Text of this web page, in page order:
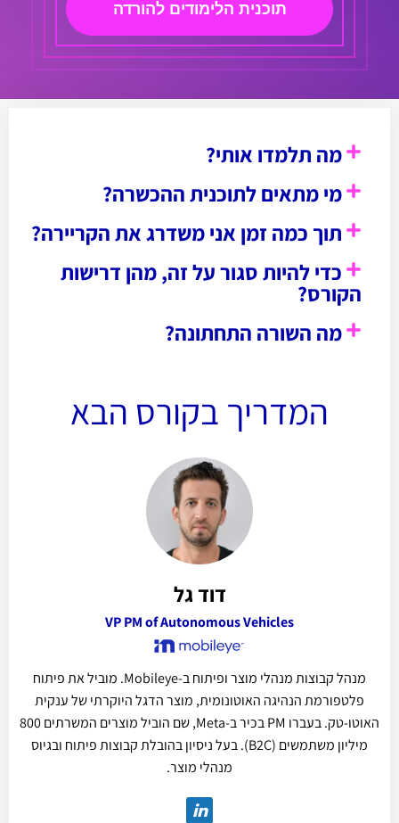
תוכנית הלימודים להורדה
מה תלמדו אותי?
מי מתאים לתוכנית ההכשרה?
תוך כמה זמן אני משדרג את הקריירה?
כדי להיות סגור על זה, מהן דרישות
הקורס?
מה השורה התחתונה?
המדריך בקורס הבא
דוד גל
VP PM of Autonomous Vehicles
מנהל קבוצות מנהלי מוצר ופיתוח ב-Mobileye. מוביל את פיתוח
פלטפורמת הנהיגה האוטונומית, מוצר הדגל היוקרתי של ענקית
האוטו-טק. בעברו PM בכיר ב-Meta, שם הוביל מוצרים המשרתים 800
מיליון משתמשים (B2C). בעל ניסיון בהובלת קבוצות פיתוח ובגיוס
מנהלי מוצר.